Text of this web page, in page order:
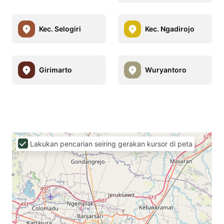
Kec. Selogiri Kec. Ngadirojo
Girimarto Wuryantoro
Lakukan pencarian seiring gerakan kursor di peta